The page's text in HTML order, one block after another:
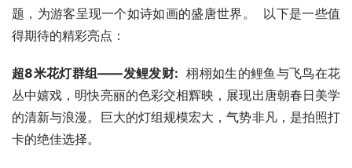
题，为游客呈现一个如诗如画的盛唐世界。  以下是一些值
得期待的精彩亮点：
超8米花灯群组——发鲤发财:
  栩栩如生的鲤鱼与飞鸟在花
丛中嬉戏，明快亮丽的色彩交相辉映，展现出唐朝春日美学
的清新与浪漫。巨大的灯组规模宏大，气势非凡，是拍照打
卡的绝佳选择。